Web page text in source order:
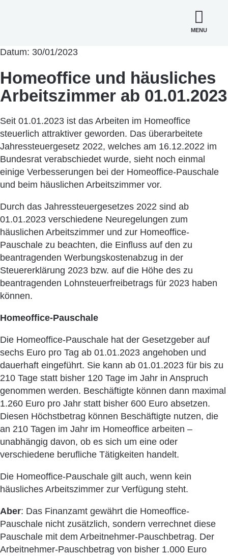
MENU
Datum: 30/01/2023
Homeoffice und häusliches
Arbeitszimmer ab 01.01.2023
Seit 01.01.2023 ist das Arbeiten im Homeoffice
steuerlich attraktiver geworden. Das überarbeitete
Jahressteuergesetz 2022, welches am 16.12.2022 im
Bundesrat verabschiedet wurde, sieht noch einmal
einige Verbesserungen bei der Homeoffice-Pauschale
und beim häuslichen Arbeitszimmer vor.
Durch das Jahressteuergesetzes 2022 sind ab
01.01.2023 verschiedene Neuregelungen zum
häuslichen Arbeitszimmer und zur Homeoffice-
Pauschale zu beachten, die Einfluss auf den zu
beantragenden Werbungskostenabzug in der
Steuererklärung 2023 bzw. auf die Höhe des zu
beantragenden Lohnsteuerfreibetrags für 2023 haben
können.
Homeoffice-Pauschale
Die Homeoffice-Pauschale hat der Gesetzgeber auf
sechs Euro pro Tag ab 01.01.2023 angehoben und
dauerhaft eingeführt. Sie kann ab 01.01.2023 für bis zu
210 Tage statt bisher 120 Tage im Jahr in Anspruch
genommen werden. Beschäftigte können dann maximal
1.260 Euro pro Jahr statt bisher 600 Euro absetzen.
Diesen Höchstbetrag können Beschäftigte nutzen, die
an 210 Tagen im Jahr im Homeoffice arbeiten –
unabhängig davon, ob es sich um eine oder
verschiedene berufliche Tätigkeiten handelt.
Die Homeoffice-Pauschale gilt auch, wenn kein
häusliches Arbeitszimmer zur Verfügung steht.
Aber: Das Finanzamt gewährt die Homeoffice-
Pauschale nicht zusätzlich, sondern verrechnet diese
Pauschale mit dem Arbeitnehmer-Pauschbetrag. Der
Arbeitnehmer-Pauschbetrag von bisher 1.000 Euro